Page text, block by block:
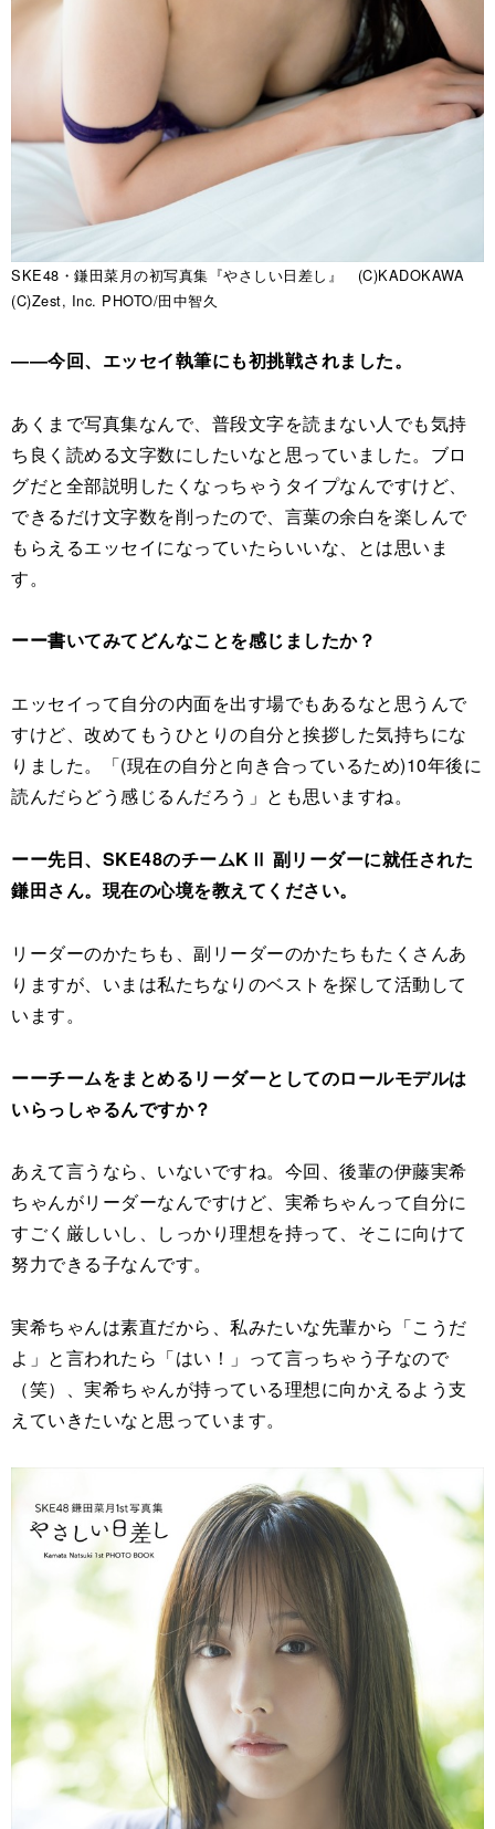
SKE48・鎌田菜月の初写真集『やさしい日差し』 (C)KADOKAWA
(C)Zest, Inc. PHOTO/田中智久
――今回、エッセイ執筆にも初挑戦されました。
あくまで写真集なんで、普段文字を読まない人でも気持
ち良く読める文字数にしたいなと思っていました。ブロ
グだと全部説明したくなっちゃうタイプなんですけど、
できるだけ文字数を削ったので、言葉の余白を楽しんで
もらえるエッセイになっていたらいいな、とは思いま
す。
ーー書いてみてどんなことを感じましたか？
エッセイって自分の内面を出す場でもあるなと思うんで
すけど、改めてもうひとりの自分と挨拶した気持ちにな
りました。「(現在の自分と向き合っているため)10年後に
読んだらどう感じるんだろう」とも思いますね。
ーー先日、SKE48のチームKⅡ 副リーダーに就任された
鎌田さん。現在の心境を教えてください。
リーダーのかたちも、副リーダーのかたちもたくさんあ
りますが、いまは私たちなりのベストを探して活動して
います。
ーーチームをまとめるリーダーとしてのロールモデルは
いらっしゃるんですか？
あえて言うなら、いないですね。今回、後輩の伊藤実希
ちゃんがリーダーなんですけど、実希ちゃんって自分に
すごく厳しいし、しっかり理想を持って、そこに向けて
努力できる子なんです。
実希ちゃんは素直だから、私みたいな先輩から「こうだ
よ」と言われたら「はい！」って言っちゃう子なので
（笑）、実希ちゃんが持っている理想に向かえるよう支
えていきたいなと思っています。